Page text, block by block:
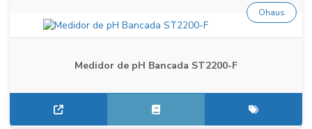
Medidor de pH Bancada ST2200-F
Ohaus